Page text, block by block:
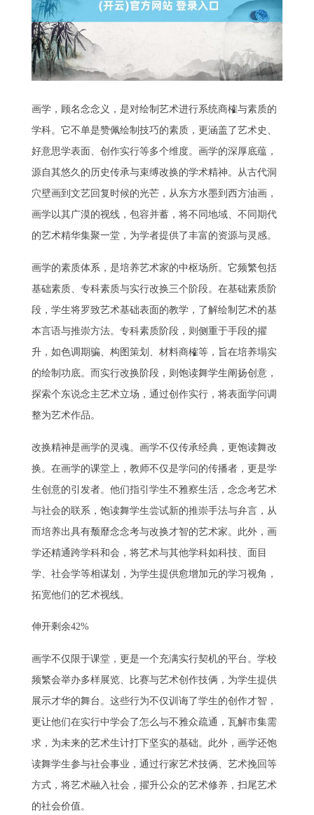
画学，顾名念念义，是对绘制艺术进行系统商榷与素质的
学科。它不单是赞佩绘制技巧的素质，更涵盖了艺术史、
好意思学表面、创作实行等多个维度。画学的深厚底蕴，
源自其悠久的历史传承与束缚改换的学术精神。从古代洞
穴壁画到文艺回复时候的光芒，从东方水墨到西方油画，
画学以其广漠的视线，包容并蓄，将不同地域、不同期代
的艺术精华集聚一堂，为学者提供了丰富的资源与灵感。
画学的素质体系，是培养艺术家的中枢场所。它频繁包括
基础素质、专科素质与实行改换三个阶段。在基础素质阶
段，学生将罗致艺术基础表面的教学，了解绘制艺术的基
本言语与推崇方法。专科素质阶段，则侧重于手段的擢
升，如色调期骗、构图策划、材料商榷等，旨在培养塌实
的绘制功底。而实行改换阶段，则饱读舞学生阐扬创意，
探索个东说念主艺术立场，通过创作实行，将表面学问调
整为艺术作品。
改换精神是画学的灵魂。画学不仅传承经典，更饱读舞改
换。在画学的课堂上，教师不仅是学问的传播者，更是学
生创意的引发者。他们指引学生不雅察生活，念念考艺术
与社会的联系，饱读舞学生尝试新的推崇手法与弁言，从
而培养出具有颓靡念念考与改换才智的艺术家。此外，画
学还精通跨学科和会，将艺术与其他学科如科技、面目
学、社会学等相谋划，为学生提供愈增加元的学习视角，
拓宽他们的艺术视线。
伸开剩余42%
画学不仅限于课堂，更是一个充满实行契机的平台。学校
频繁会举办多样展览、比赛与艺术创作技俩，为学生提供
展示才华的舞台。这些行为不仅训诲了学生的创作才智，
更让他们在实行中学会了怎么与不雅众疏通，瓦解市集需
求，为未来的艺术生计打下坚实的基础。此外，画学还饱
读舞学生参与社会事业，通过行家艺术技俩、艺术挽回等
方式，将艺术融入社会，擢升公众的艺术修养，扫尾艺术
的社会价值。